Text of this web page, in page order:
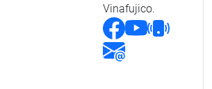
Vinafujico.